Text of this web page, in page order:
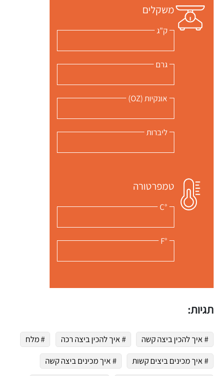
שלי "פודיק" כמנויים עוד היום!
כמנויים ותלחצו על הפעמון תקבלו התראה לטלפון הנייד ברגע שעולה מתכון חדש לערוץ,
משקלים
ק"ג
גרם
אונקיות (OZ)
ליברות
טמפרטורה
°C
°F
תגיות:
# איך להכין ביצה קשה # איך להכין ביצה רכה
# מלח
# איך מכינים ביצים קשות
# איך מכינים ביצה קשה